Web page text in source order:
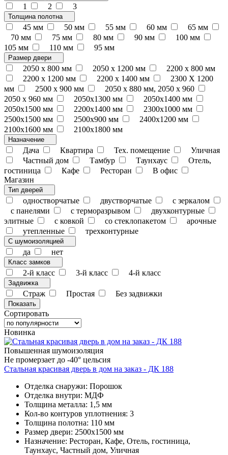
1 2 3
Толщина полотна
45 мм 50 мм 55 мм 60 мм
65 мм
70 мм
75 мм 80 мм 90 мм
100 мм
105 мм
110 мм 95 мм
Размер двери
2050 x 800 мм 2050 x 1200 мм
2200 x 800 мм
2200 x 1200 мм
2200 х 1400 мм
2300 Х 1200
мм
2500 х 900 мм
2050 х 880 мм, 2050 х 960
2050 х 960 мм
2050х1300 мм
2050х1400 мм
2050х1500 мм
2200х1400 мм
2300х1000 мм
2500х1500 мм
2500х900 мм
2400х1200 мм
2100х1600 мм
2100х1800 мм
Назначение
Дача Квартира Тех. помещение
Уличная
Частный дом
Тамбур Таунхаус
Отель,
гостиница
Кафе Ресторан
В офис
Магазин
Тип дверей
одностворчатые двустворчатые
с зеркалом
с панелями
с терморазрывом
двухконтурные
элитные
с ковкой со стеклопакетом
арочные
утепленные
трехконтурные
С шумоизоляцией
да нет
Класс замков
2-й класс 3-й класс 4-й класс
Задвижка
Страж Простая Без задвижки
Сортировать
Новинка
Повышенная шумоизоляция
Не промерзает до -40° цельсия
Стальная красивая дверь в дом на заказ - ДК 188
Отделка снаружи: Порошок
Отделка внутри: МДФ
Толщина металла: 1,5 мм
Кол-во контуров уплотнения: 3
Толщина полотна: 110 мм
Размер двери: 2500х1500 мм
Назначение: Ресторан, Кафе, Отель, гостиница,
Таунхаус, Частный дом, Уличная